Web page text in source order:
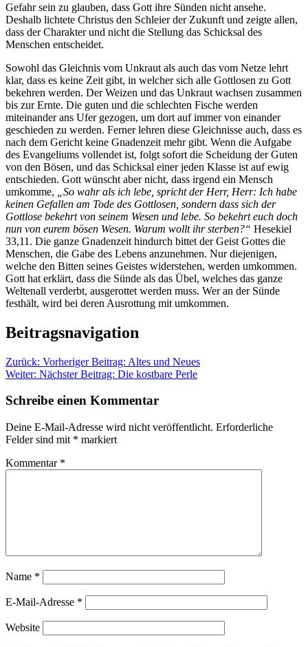
Gefahr sein zu glauben, dass Gott ihre Sünden nicht ansehe.
Deshalb lichtete Christus den Schleier der Zukunft und zeigte allen,
dass der Charakter und nicht die Stellung das Schicksal des
Menschen entscheidet.
Sowohl das Gleichnis vom Unkraut als auch das vom Netze lehrt
klar, dass es keine Zeit gibt, in welcher sich alle Gottlosen zu Gott
bekehren werden. Der Weizen und das Unkraut wachsen zusammen
bis zur Ernte. Die guten und die schlechten Fische werden
miteinander ans Ufer gezogen, um dort auf immer von einander
geschieden zu werden. Ferner lehren diese Gleichnisse auch, dass es
nach dem Gericht keine Gnadenzeit mehr gibt. Wenn die Aufgabe
des Evangeliums vollendet ist, folgt sofort die Scheidung der Guten
von den Bösen, und das Schicksal einer jeden Klasse ist auf ewig
entschieden. Gott wünscht aber nicht, dass irgend ein Mensch
umkomme,
„So wahr als ich lebe, spricht der Herr, Herr: Ich habe
keinen Gefallen am Tode des Gottlosen, sondern dass sich der
Gottlose bekehrt von seinem Wesen und lebe. So bekehrt euch doch
nun von eurem bösen Wesen. Warum wollt ihr sterben?“ Hesekiel
33,11. Die ganze Gnadenzeit hindurch bittet der Geist Gottes die
Menschen, die Gabe des Lebens anzunehmen. Nur diejenigen,
welche den Bitten seines Geistes widerstehen, werden umkommen.
Gott hat erklärt, dass die Sünde als das Übel, welches das ganze
Weltenall verderbt, ausgerottet werden muss. Wer an der Sünde
festhält, wird bei deren Ausrottung mit umkommen.
Beitragsnavigation
Zurück: Vorheriger Beitrag: Altes und Neues
Weiter: Nächster Beitrag: Die kostbare Perle
Schreibe einen Kommentar
Deine E-Mail-Adresse wird nicht veröffentlicht. Erforderliche
Felder sind mit * markiert
Kommentar *
Name *
E-Mail-Adresse *
Website